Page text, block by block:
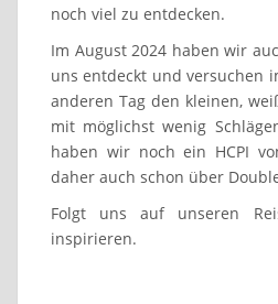
noch viel zu entdecken.
Im August 2024 haben wir
uns entdeckt und versuchen
anderen Tag den kleinen,
mit möglichst wenig
haben wir noch ein HCPI
daher auch schon über
Folgt uns auf unseren
inspirieren.